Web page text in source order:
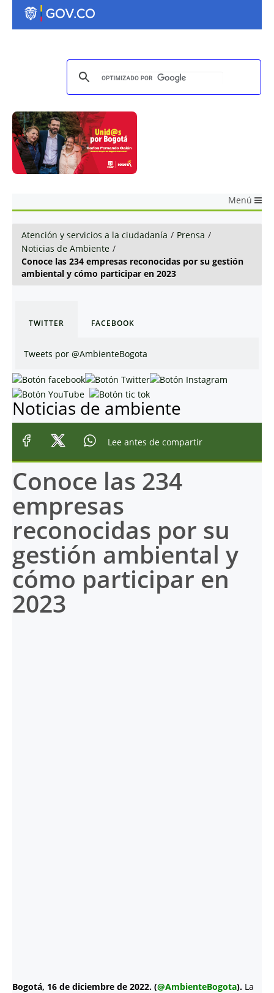
Menú
Atención y servicios a la ciudadanía / Prensa /
Noticias de Ambiente /
Conoce las 234 empresas reconocidas por su gestión
ambiental y cómo participar en 2023
TWITTER FACEBOOK
Tweets por @AmbienteBogota
Noticias de ambiente
Lee antes de compartir
Conoce las 234
empresas
reconocidas por su
gestión ambiental y
cómo participar en
2023
Bogotá, 16 de diciembre de 2022. (@AmbienteBogota). La